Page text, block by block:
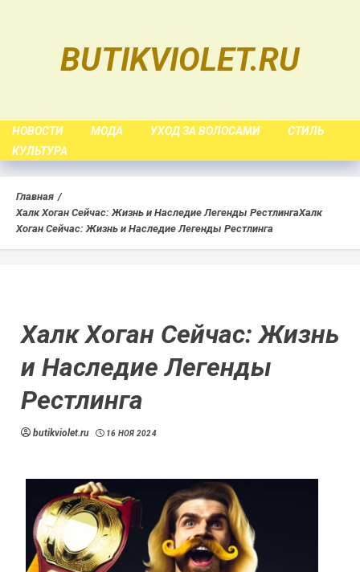
BUTIKVIOLET.RU
НОВОСТИ МОДА УХОД ЗА ВОЛОСАМИ
СТИЛЬ
КУЛЬТУРА
Главная
Халк Хоган Сейчас: Жизнь и Наследие Легенды РестлингаХалк
Хоган Сейчас: Жизнь и Наследие Легенды Рестлинга
Халк Хоган Сейчас: Жизнь
и Наследие Легенды
Рестлинга
butikviolet.ru 16 НОЯ 2024